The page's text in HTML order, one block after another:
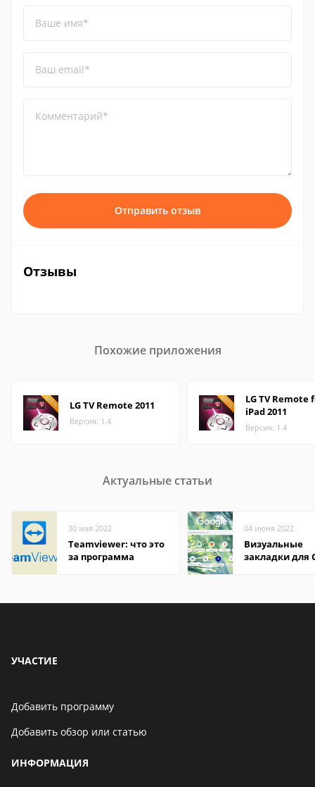
Ваше имя*
Ваш email*
Комментарий*
Отправить отзыв
Отзывы
Похожие приложения
LG TV Remote 2011
Версия: 1.4
LG TV Remote
iPad 2011
Версия: 1.4
Актуальные статьи
30 мая 2022
Teamviewer: что это
за программа
04 июня 2022
Визуальные
закладки для
УЧАСТИЕ
Добавить программу
Добавить обзор или статью
ИНФОРМАЦИЯ